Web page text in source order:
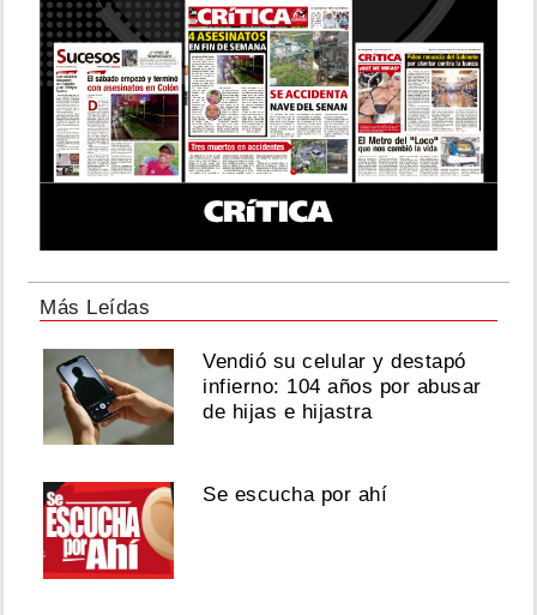
Más Leídas
Vendió su celular y destapó
infierno: 104 años por abusar
de hijas e hijastra
Se escucha por ahí